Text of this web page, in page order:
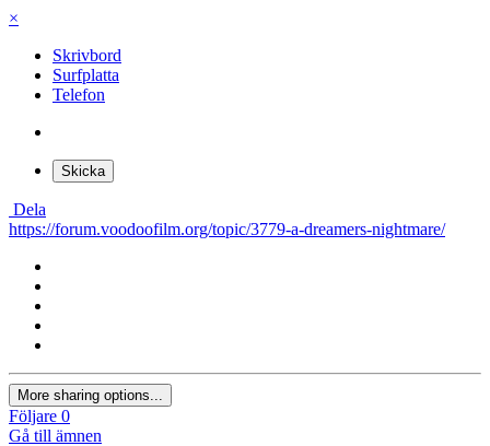
×
Skrivbord
Surfplatta
Telefon
Skicka
Dela
https://forum.voodoofilm.org/topic/3779-a-dreamers-nightmare/
More sharing options...
Följare 0
Gå till ämnen